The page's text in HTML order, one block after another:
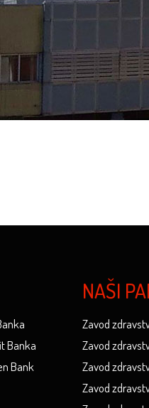
Banka
Bank
NAŠI
Zavod
Zavod
Zavod
Zavod